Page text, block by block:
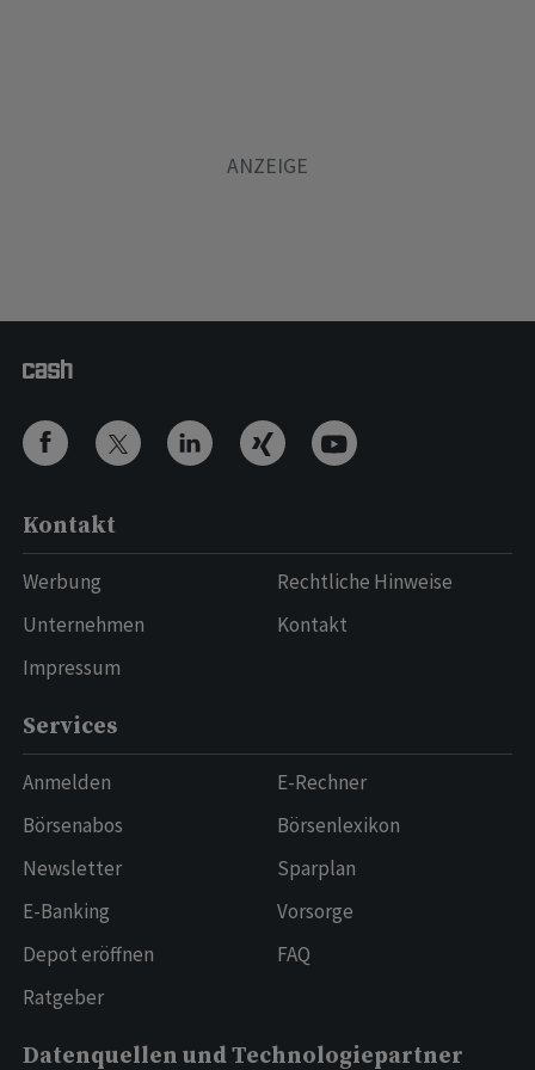
Kontakt
Werbung
Unternehmen
Impressum
Rechtliche Hinweise
Kontakt
Services
Anmelden
Börsenabos
Newsletter
E-Banking
Depot eröffnen
Ratgeber
E-Rechner
Börsenlexikon
Sparplan
Vorsorge
FAQ
Datenquellen und Technologiepartner